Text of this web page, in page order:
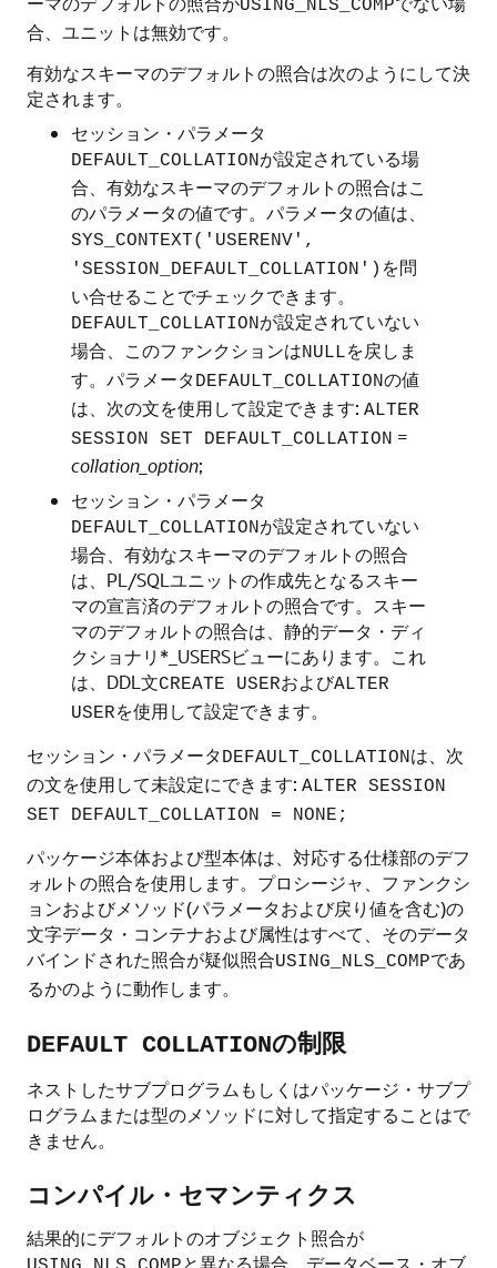
USING_NLS_COMP
合、ユニットは無効です。
有効なスキーマのデフォルトの照合は次のようにして決
定されます。
セッション・パラメータ
DEFAULT_COLLATIONが設定されている場
合、有効なスキーマのデフォルトの照合はこ
のパラメータの値です。パラメータの値は、
SYS_CONTEXT('USERENV',
'SESSION_DEFAULT_COLLATION') を問
い合せることでチェックできます。
DEFAULT_COLLATIONが設定されていない
場合、このファンクションはNULLを戻しま
す。パラメータDEFAULT_COLLATIONの値
は、次の文を使用して設定できます: ALTER
SESSION SET DEFAULT_COLLATION =
collation_option;
セッション・パラメータ
DEFAULT_COLLATIONが設定されていない
場合、有効なスキーマのデフォルトの照合
は、PL/SQLユニットの作成先となるスキー
マの宣言済のデフォルトの照合です。スキー
マのデフォルトの照合は、静的データ・ディ
クショナリ*_USERSビューにあります。これ
は、DDL文CREATE USERおよびALTER
USERを使用して設定できます。
セッション・パラメータDEFAULT_COLLATIONは、次
の文を使用して未設定にできます: ALTER SESSION
SET DEFAULT_COLLATION = NONE;
パッケージ本体および型本体は、対応する仕様部のデフ
ォルトの照合を使用します。プロシージャ、ファンクシ
ョンおよびメソッド(パラメータおよび戻り値を含む)の
文字データ・コンテナおよび属性はすべて、そのデータ
バインドされた照合が疑似照合USING_NLS_COMPであ
るかのように動作します。
DEFAULT COLLATIONの制限
ネストしたサブプログラムもしくはパッケージ・サブプ
ログラムまたは型のメソッドに対して指定することはで
きません。
コンパイル・セマンティクス
結果的にデフォルトのオブジェクト照合が
と異なる場合、データベース・オブ